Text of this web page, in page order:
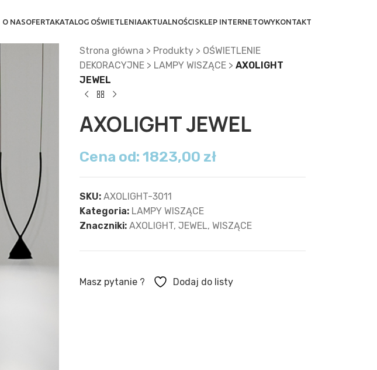
O NASOFERTAKATALOG OŚWIETLENIAAKTUALNOŚCISKLEP INTERNETOWYKONTAKT
Strona główna > Produkty> OŚWIETLENIE
DEKORACYJNE> LAMPY WISZĄCE> AXOLIGHT
JEWEL
AXOLIGHT JEWEL
Cena od: 1823,00 zł
SKU: AXOLIGHT-3011
Kategoria: LAMPY WISZĄCE
Znaczniki: AXOLIGHT, JEWEL, WISZĄCE
Masz pytanie ? Dodaj do listy